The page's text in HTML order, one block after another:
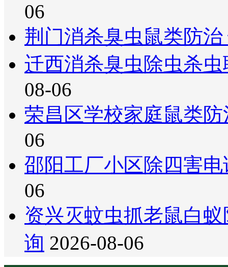
06
荆门消杀臭虫鼠类防
迁西消杀臭虫除虫杀
08-06
荣昌区学校家庭鼠类
06
邵阳工厂小区除四害
06
资兴灭蚊虫抓老鼠白
询 2026-08-06